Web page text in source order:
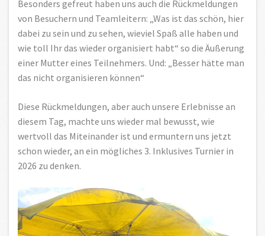
Besonders gefreut haben uns auch die Rückmeldungen
von Besuchern und Teamleitern: „Was ist das schön, hier
dabei zu sein und zu sehen, wieviel Spaß alle haben und
wie toll Ihr das wieder organisiert habt“ so die Äußerung
einer Mutter eines Teilnehmers. Und: „Besser hätte man
das nicht organisieren können“
Diese Rückmeldungen, aber auch unsere Erlebnisse an
diesem Tag, machte uns wieder mal bewusst, wie
wertvoll das Miteinander ist und ermuntern uns jetzt
schon wieder, an ein mögliches 3. Inklusives Turnier in
2026 zu denken.